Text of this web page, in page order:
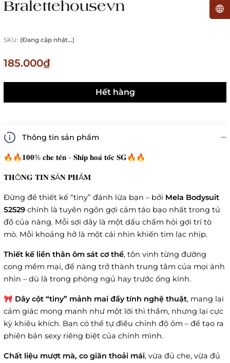
Bralettehousevn
SKU: (Đang cập nhật...)
185.000₫
Hết hàng
Thông tin sản phẩm
🔥🔥𝟏𝟎𝟎% 𝐜𝐡𝐞 𝐭𝐞̂𝐧 - 𝐒𝐡𝐢𝐩 𝐡𝐨𝐚̉ 𝐭𝐨̂́𝐜 𝐒𝐆🔥🔥
𝐓𝐇Ô𝐍𝐆 𝐓𝐈𝐍 𝐒Ả𝐍 𝐏𝐇Ẩ𝐌
Đừng để thiết kế “tiny” đánh lừa bạn – bởi Mela Bodysuit
S2529 chính là tuyên ngôn gợi cảm táo bạo nhất trong tủ
đồ của nàng. Mỗi sợi dây là một dấu chấm hỏi gợi trí tò
mò. Mỗi khoảng hở là một cái nhìn khiến tim lạc nhịp.
Thiết kế liền thân ôm sát cơ thể, tôn vinh từng đường
cong mềm mại, để nàng trở thành trung tâm của mọi ánh
nhìn – dù là trong phòng ngủ hay trước ống kính.
🎀 Dây cột “tiny” mảnh mai đầy tính nghệ thuật, mang lại
cảm giác mong manh như một lời thì thầm, nhưng lại cực
kỳ khiêu khích. Bạn có thể tự điều chỉnh độ ôm – để tạo ra
phiên bản sexy riêng biệt của chính mình.
Chất liệu mượt mà, co giãn thoải mái, vừa đủ che, vừa đủ